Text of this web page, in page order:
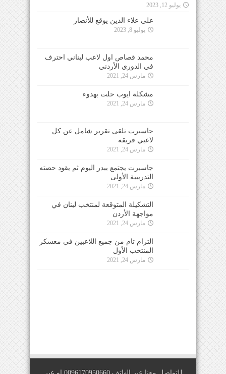
يوليو 12, 2023
علي علاء الدين يوقع للأنصار
يوليو 8, 2023
محمد قصاص اول لاعب لبناني احترف
في الدوري الأردني
مارس 24, 2021
مشكلة ايوب حلت بهدوء
مارس 24, 2021
جاسبرت تلقى تقرير شامل عن كل
لاعبي فريقه
مارس 24, 2021
جاسبرت يجتمع ببدر اليوم ثم يقود حصته
التدريبية الأولى
مارس 24, 2021
التشكيلة المتوقعة لمنتخب لبنان في
مواجهة الأردن
مارس 24, 2021
التزام تام من جميع اللاعبين في معسكر
المنتخب الأول
مارس 24, 2021